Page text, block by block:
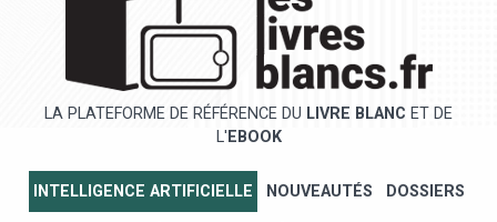
LA PLATEFORME DE RÉFÉRENCE DU LIVRE BLANC ET DE
L' EBOOK
INTELLIGENCE ARTIFICIELLE NOUVEAUTÉS DOSSIERS